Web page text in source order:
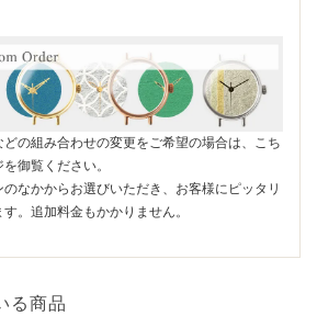
の組み合わせの変更をご希望の場合は、こち
御覧ください。
なかからお選びいただき、お客様にピッタリ
。追加料金もかかりません。
る商品